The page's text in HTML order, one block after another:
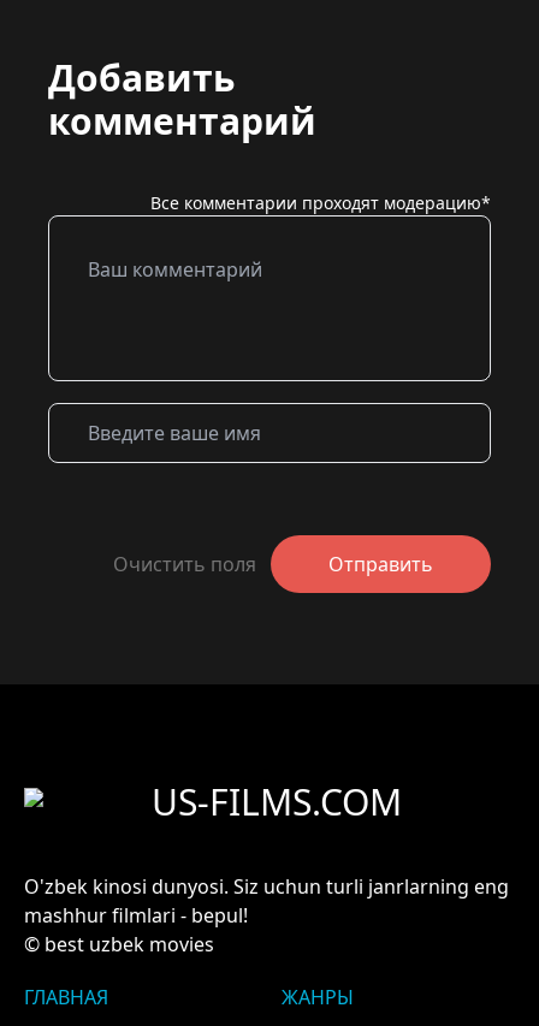
Добавить
комментарий
Все комментарии проходят модерацию*
Очистить поля Отправить
US-FILMS.COM
O'zbek kinosi dunyosi. Siz uchun turli janrlarning eng
mashhur filmlari - bepul!
© best uzbek movies
ГЛАВНАЯ
ЖАНРЫ